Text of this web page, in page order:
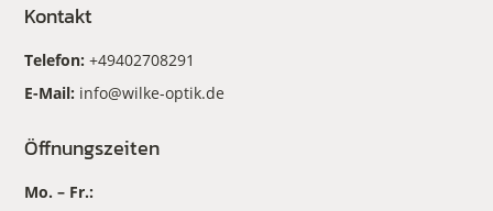
Kontakt
Telefon:+49402708291
E-Mail: info@wilke-optik.de
Öffnungszeiten
Mo. – Fr.: